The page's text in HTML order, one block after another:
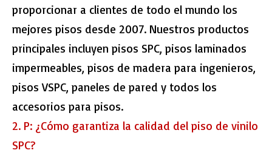
proporcionar a clientes de todo el mundo los
mejores pisos desde 2007. Nuestros productos
principales incluyen pisos SPC, pisos laminados
impermeables, pisos de madera para ingenieros,
pisos VSPC, paneles de pared y todos los
accesorios para pisos.
2. P: ¿Cómo garantiza la calidad del piso de vinilo
SPC?